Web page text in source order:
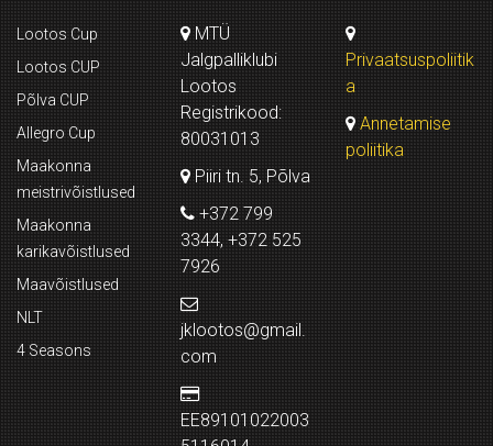
Lootos Cup
Lootos CUP
Põlva CUP
Allegro Cup
Maakonna
meistrivõistlused
Maakonna
karikavõistlused
Maavõistlused
NLT
4 Seasons
MTÜ
Jalgpalliklubi
Lootos
Registrikood:
80031013
Piiri tn. 5, Põlva
+372 799
3344, +372 525
7926
jklootos@gmail.
com
EE89101022003
Privaatsuspoliitik
a
Annetamise
poliitika